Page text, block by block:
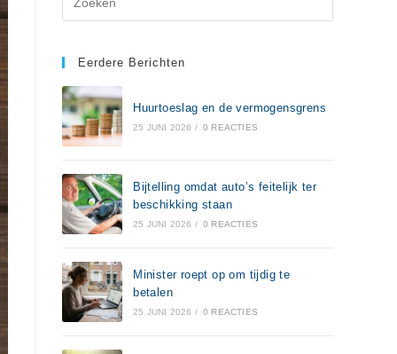
Eerdere Berichten
Huurtoeslag en de vermogensgrens
25 JUNI 2026 / 0 REACTIES
Bijtelling omdat auto’s feitelijk ter
beschikking staan
25 JUNI 2026 / 0 REACTIES
Minister roept op om tijdig te
betalen
25 JUNI 2026 / 0 REACTIES